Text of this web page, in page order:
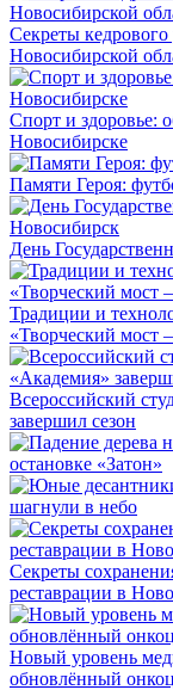
Секреты
Новосибирской
Спорт и здоровье:
Новосибирске
Памяти Героя:
День
Традиции и
«Творческий мост
Всероссийский
завершил сезон
остановке «Затон»
шагнули в небо
Секреты
реставрации в
Новый уровень
обновлённый